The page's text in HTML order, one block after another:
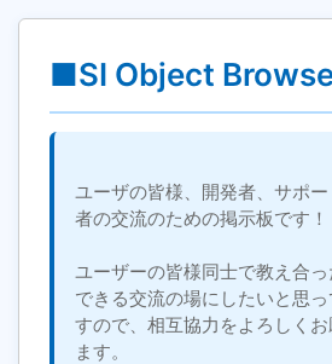
■SI Object
ユーザの皆様、開発者、サポー
者の交流のための掲示板です！
ユーザーの皆様同士で教え合っ
できる交流の場にしたいと思っ
すので、相互協力をよろしくお
ます。